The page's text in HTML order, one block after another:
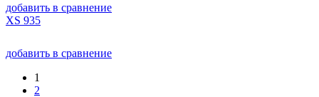
добавить в сравнение
XS 935
добавить в сравнение
1
2